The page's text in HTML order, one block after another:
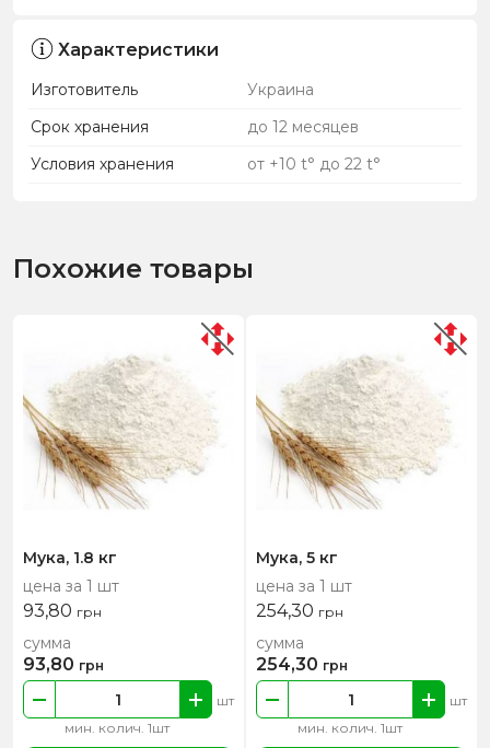
Характеристики
Изготовитель
Украина
Срок хранения
до 12 месяцев
Условия хранения
от +10 t° до 22 t°
Похожие товары
Мука, 1.8 кг
цена за 1 шт
93,80 грн
мин. колич. 1шт
шт
сумма
93,80 грн
Мука, 5 кг
цена за 1 шт
254,30 грн
мин. колич. 1шт
шт
сумма
254,30 грн